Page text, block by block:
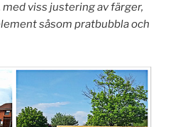
viss justering av färger,
såsom pratbubbla och